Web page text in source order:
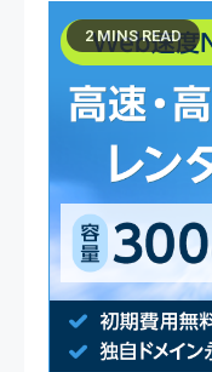
2 MINS READ